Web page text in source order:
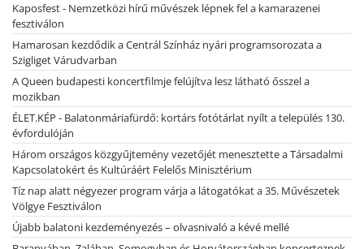
Kaposfest - Nemzetközi hírű művészek lépnek fel a kamarazenei
fesztiválon
Hamarosan kezdődik a Centrál Színház nyári programsorozata a
Szigliget Várudvarban
A Queen budapesti koncertfilmje felújítva lesz látható ősszel a
mozikban
ÉLET.KÉP - Balatonmáriafürdő: kortárs fotótárlat nyílt a település 130.
évfordulóján
Három országos közgyűjtemény vezetőjét menesztette a Társadalmi
Kapcsolatokért és Kultúráért Felelős Minisztérium
Tíz nap alatt négyezer program várja a látogatókat a 35. Művészetek
Völgye Fesztiválon
Újabb balatoni kezdeményezés – olvasnivaló a kévé mellé